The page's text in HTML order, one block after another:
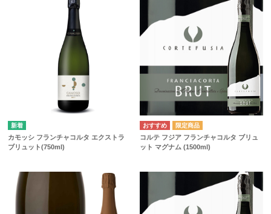
カモッシ フランチャコルタ エクストラ
ブリュット(750ml)
コルテ フジア フランチャコルタ ブリュ
ット マグナム (1500ml)